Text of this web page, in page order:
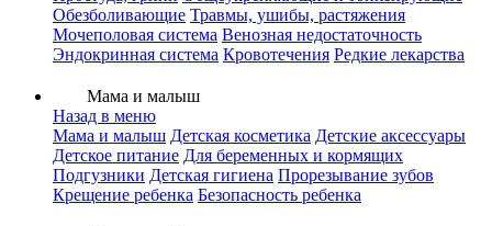
Обезболивающие Травмы, ушибы, растяжения
Мочеполовая система Венозная недостаточность
Эндокринная система Кровотечения Редкие лекарства
Мама и малыш
Назад в меню
Мама и малыш Детская косметика Детские аксессуары
Детское питание Для беременных и кормящих
Подгузники Детская гигиена Прорезывание зубов
Крещение ребенка Безопасность ребенка